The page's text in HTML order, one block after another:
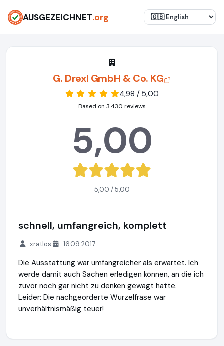
AUSGEZEICHNET.org
G. Drexl GmbH & Co. KG
4,98 / 5,00
Based on 3.430 reviews
5,00
5,00 / 5,00
schnell, umfangreich, komplett
xratlos 16.09.2017
Die Ausstattung war umfangreicher als erwartet. Ich
werde damit auch Sachen erledigen können, an die ich
zuvor noch gar nicht zu denken gewagt hatte.
Leider: Die nachgeorderte Wurzelfräse war
unverhältnismäßig teuer!